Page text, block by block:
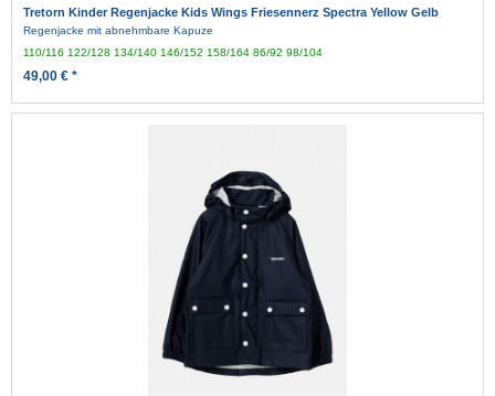
Tretorn Kinder Regenjacke Kids Wings Friesennerz Spectra Yellow Gelb
Regenjacke mit abnehmbare Kapuze
110/116 122/128 134/140 146/152 158/16486/9298/104
49,00 € *